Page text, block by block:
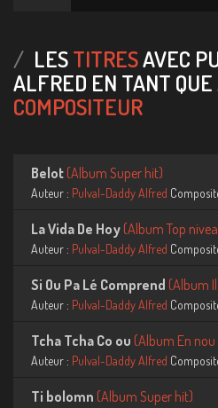
LESTITRESAVEC
ALFRED EN TANT QUE
COMPOSITEUR
Belot (Album Super hit)
Auteur : Pulval-Daddy Alfred
La Vida De Hoy (Album Top
Auteur : Pulval-Daddy Alfred
Si Ou Pa Lé Comprend (Album
Auteur : Pulval-Daddy Alfred
Tcha Tcha Co ou (Album En nou
Auteur : Pulval-Daddy Alfred
Ti bolomn (Album Super hit)